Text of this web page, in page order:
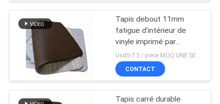
CONTRÔLE
QUALITÉ
CONTACTEZ-
NOUS
Feuille en
caoutchouc ignifuge
Tapis debout 11mm
fatigue d'intérieur de
vinyle imprimé par
coutume d'anti
CONTACT
Tapis carré durable